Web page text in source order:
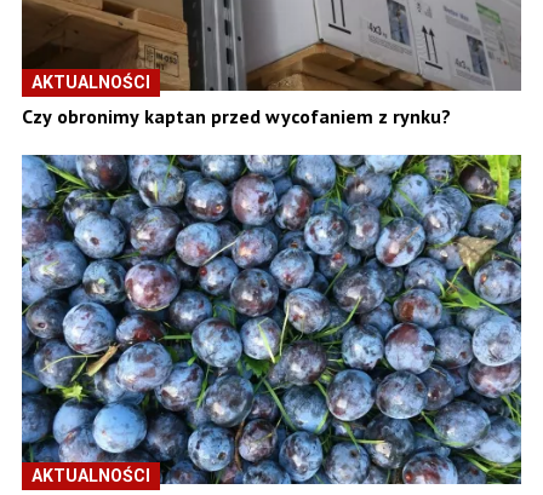
AKTUALNOŚCI
Czy obronimy kaptan przed wycofaniem z rynku?
AKTUALNOŚCI